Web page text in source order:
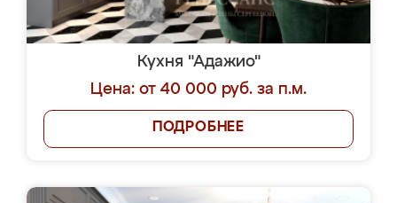
Кухня "Адажио"
Цена: от 40 000 руб. за п.м.
ПОДРОБНЕЕ